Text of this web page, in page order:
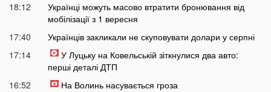
18:12
Українці можуть масово втратити бронювання від
мобілізації з 1 вересня
17:40
Українців закликали не скуповувати долари у серпні
17:14
У Луцьку на Ковельській зіткнулися два авто:
перші деталі ДТП
16:52
На Волинь насувається гроза